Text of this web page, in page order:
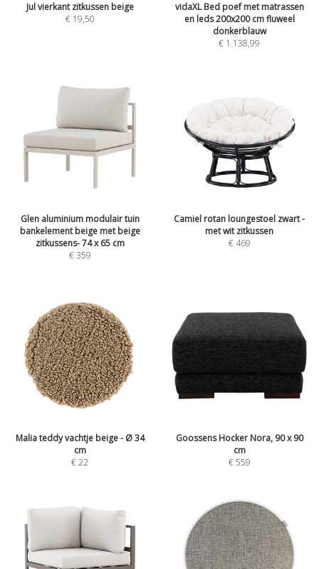
Jul vierkant zitkussen beige
€ 19,50
vidaXL Bed poef met matrassen
en leds 200x200 cm fluweel
donkerblauw
€ 1.138,99
Glen aluminium modulair tuin
bankelement beige met beige
zitkussens- 74 x 65 cm
€359
Camiel rotan loungestoel zwart -
met wit zitkussen
€469
Malia teddy vachtje beige - Ø 34
cm
€22
Goossens Hocker Nora, 90 x 90
cm
€559